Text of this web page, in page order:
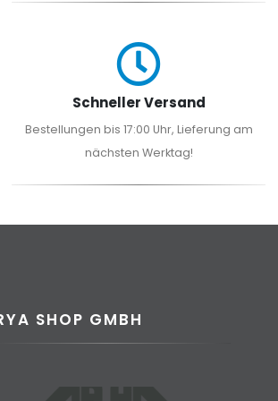
Schneller Versand
Bestellungen bis 17:00 Uhr, Lieferung am
nächsten Werktag!
SHOP GMBH